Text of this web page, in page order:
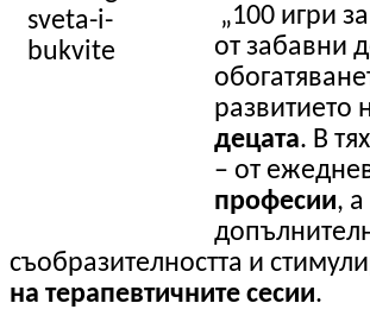
„100 игри
от забавни
развитието
децата. В
– от
професии,
съобразителността и
на терапевтичните сесии.